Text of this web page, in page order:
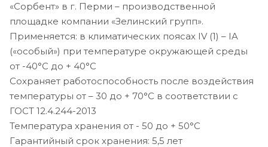
«Сорбент» в г. Перми – производственной
площадке компании «Зелинский групп».
Применяется: в климатических поясах IV (1) – IA
(«особый») при температуре окружающей среды
от -40°С до + 40°С
Сохраняет работоспособность после воздействия
температуры от – 30 до + 70°С в соответствии с
ГОСТ 12.4.244-2013
Температура хранения от - 50 до + 50°С
Гарантийный срок хранения: 5,5 лет